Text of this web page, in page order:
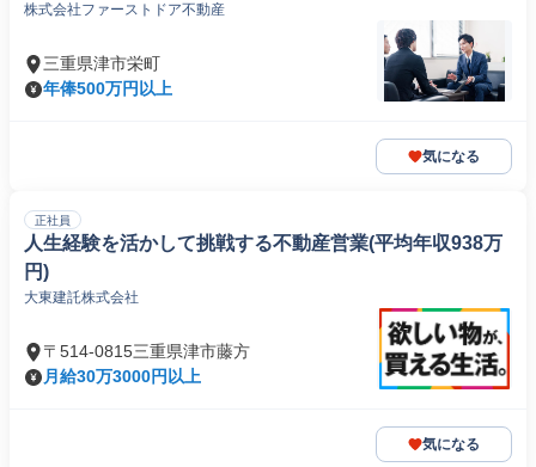
株式会社ファーストドア不動産
三重県津市栄町
年俸500万円以上
気になる
正社員
人生経験を活かして挑戦する不動産営業(平均年収938万
円)
大東建託株式会社
〒514-0815三重県津市藤方
月給30万3000円以上
気になる